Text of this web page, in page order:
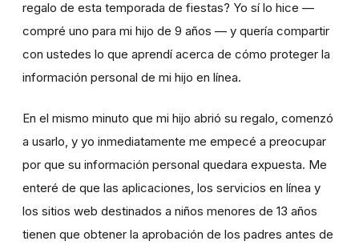
regalo de esta temporada de fiestas? Yo sí lo hice —
compré uno para mi hijo de 9 años — y quería compartir
con ustedes lo que aprendí acerca de cómo proteger la
información personal de mi hijo en línea.
En el mismo minuto que mi hijo abrió su regalo, comenzó
a usarlo, y yo inmediatamente me empecé a preocupar
por que su información personal quedara expuesta. Me
enteré de que las aplicaciones, los servicios en línea y
los sitios web destinados a niños menores de 13 años
tienen que obtener la aprobación de los padres antes de